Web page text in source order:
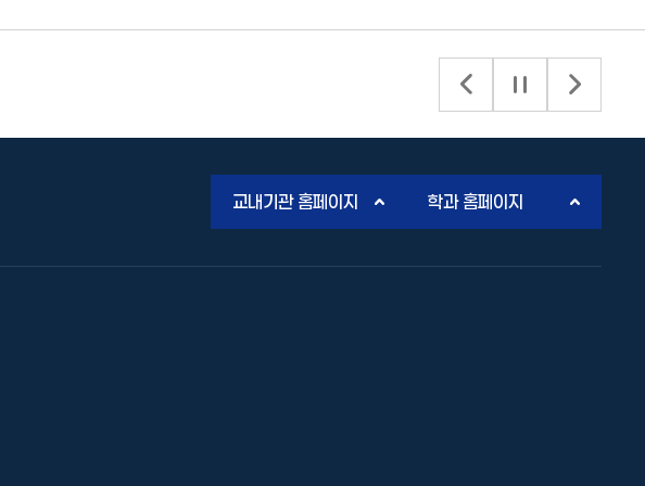
배너 이전 슬라이드
배너 슬라이드 정
배너 다음
교내기관 홈페이지 학과 홈페이지